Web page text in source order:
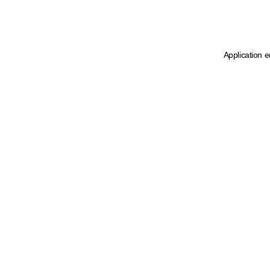
Application